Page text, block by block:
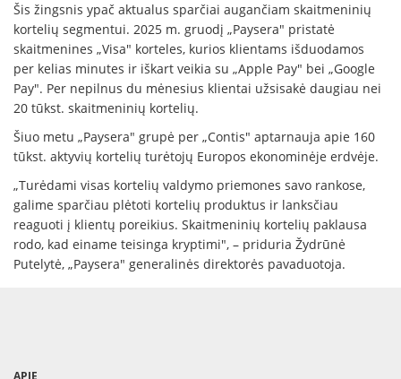
Šis žingsnis ypač aktualus sparčiai augančiam skaitmeninių
kortelių segmentui. 2025 m. gruodį „Paysera" pristatė
skaitmenines „Visa" korteles, kurios klientams išduodamos
per kelias minutes ir iškart veikia su „Apple Pay" bei „Google
Pay". Per nepilnus du mėnesius klientai užsisakė daugiau nei
20 tūkst. skaitmeninių kortelių.
Šiuo metu „Paysera" grupė per „Contis" aptarnauja apie 160
tūkst. aktyvių kortelių turėtojų Europos ekonominėje erdvėje.
„Turėdami visas kortelių valdymo priemones savo rankose,
galime sparčiau plėtoti kortelių produktus ir lanksčiau
reaguoti į klientų poreikius. Skaitmeninių kortelių paklausa
rodo, kad einame teisinga kryptimi", – priduria Žydrūnė
Putelytė, „Paysera" generalinės direktorės pavaduotoja.